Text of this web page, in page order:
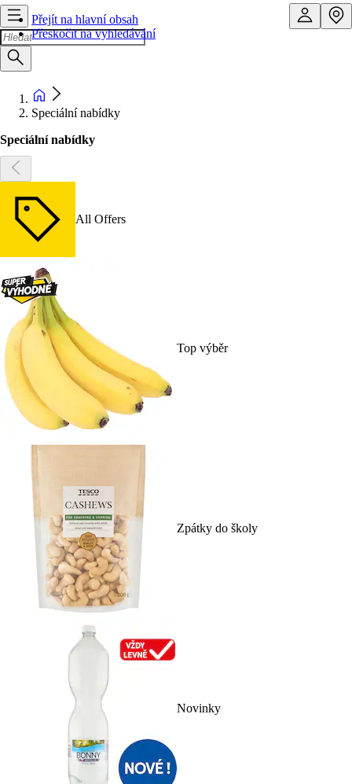
Přejít na hlavní obsah
Přeskočit na vyhledávání
Speciální nabídky
Speciální nabídky
All Offers
Top výběr
Zpátky do školy
Novinky